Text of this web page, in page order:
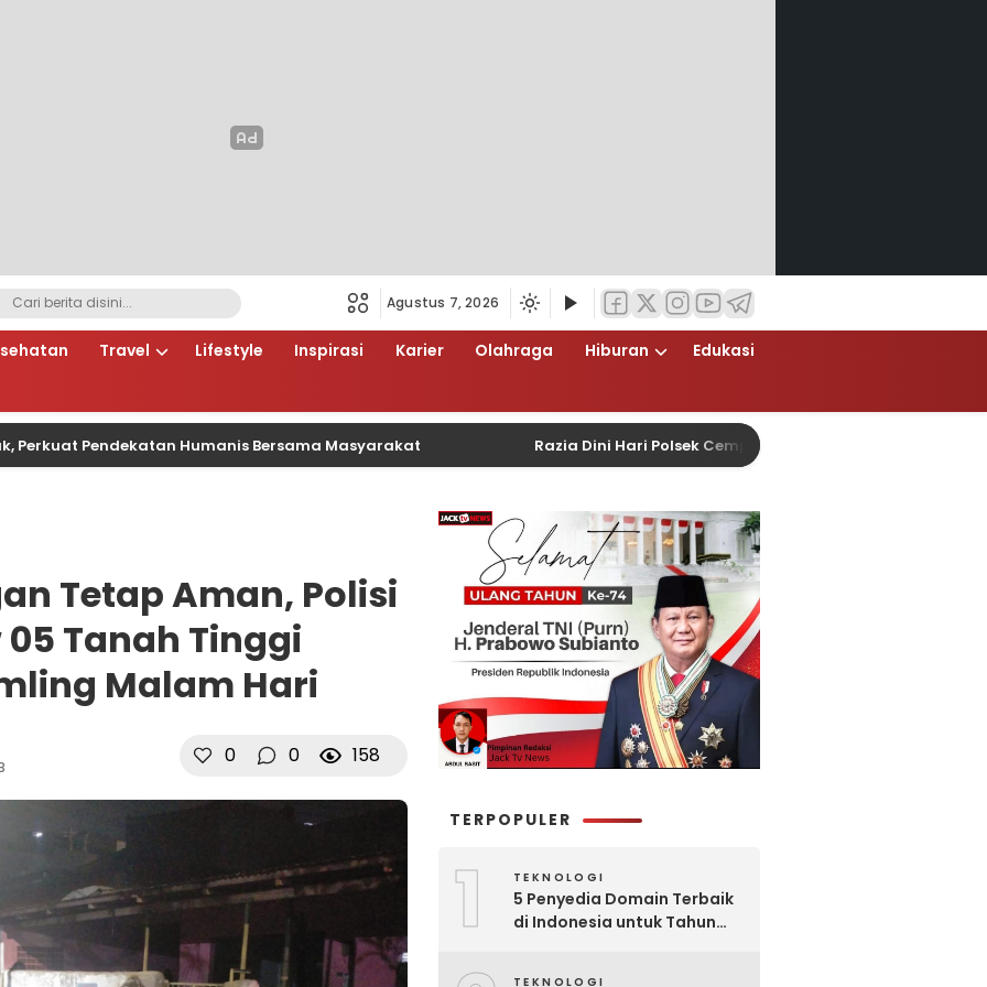
Agustus 7, 2026
Travel Lifestyle Inspirasi Karier Olahraga Hiburan
Edukasi
Pendekatan Humanis Bersama Masyarakat Razia Dini Hari Polsek Cempaka Putih Berlangsung Humanis,
Tetap Aman, Polisi
Tanah Tinggi
Malam Hari
0 0 158
TERPOPULER
1 TEKNOLOGI
5 Penyedia Domain Terbaik
di Indonesia untuk Tahun
TEKNOLOGI